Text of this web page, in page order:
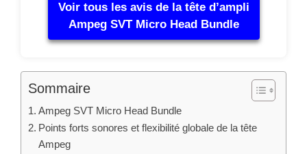
Voir tous les avis de la tête d’ampli
Ampeg SVT Micro Head Bundle
Sommaire
Ampeg SVT Micro Head Bundle
Points forts sonores et flexibilité globale de la tête
Ampeg